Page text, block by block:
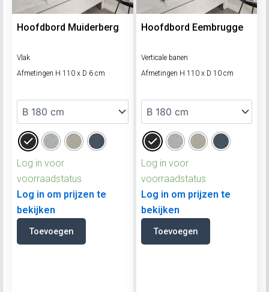
Hoofdbord Muiderberg
Vlak
Afmetingen H 110 x D 6 cm
Log in voor
voorraadstatus
Log in om prijzen te
bekijken
Toevoegen
Hoofdbord Eembrugge
Verticale banen
Afmetingen H 110 x D 10 cm
Log in voor
voorraadstatus
Log in om prijzen te
bekijken
Toevoegen